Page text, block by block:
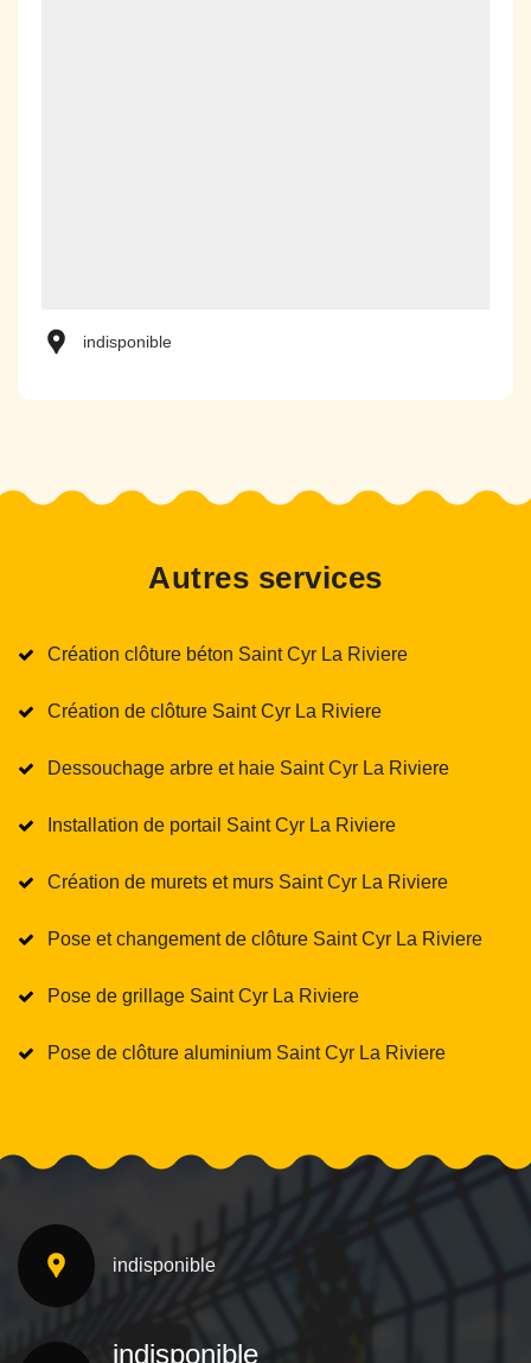
indisponible
Autres services
Création clôture béton Saint Cyr La Riviere
Création de clôture Saint Cyr La Riviere
Dessouchage arbre et haie Saint Cyr La Riviere
Installation de portail Saint Cyr La Riviere
Création de murets et murs Saint Cyr La Riviere
Pose et changement de clôture Saint Cyr La Riviere
Pose de grillage Saint Cyr La Riviere
Pose de clôture aluminium Saint Cyr La Riviere
indisponible
indisponible